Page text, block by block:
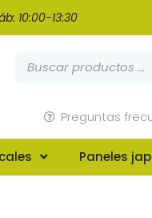
10:00-13:30
Preguntas
Paneles